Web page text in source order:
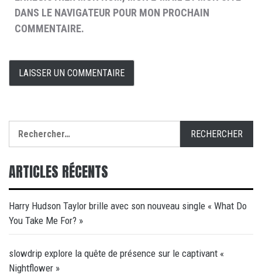
DANS LE NAVIGATEUR POUR MON PROCHAIN
COMMENTAIRE.
ARTICLES RÉCENTS
Harry Hudson Taylor brille avec son nouveau single « What Do
You Take Me For? »
slowdrip explore la quête de présence sur le captivant «
Nightflower »